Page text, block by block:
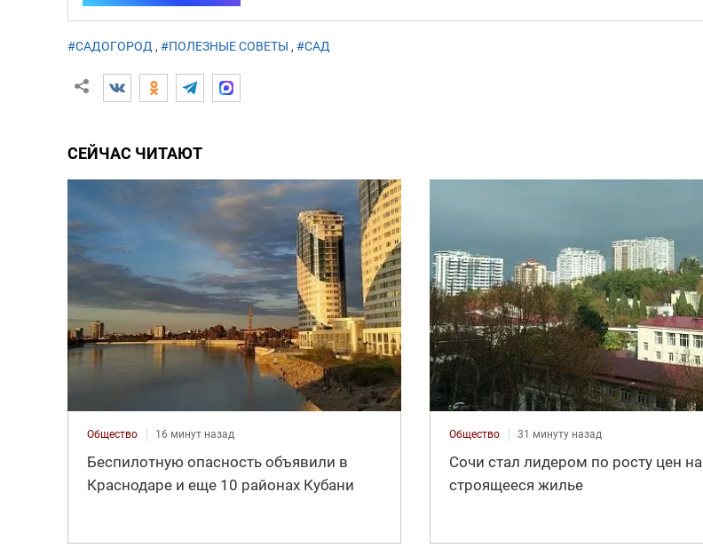
#САДОГОРОД , #ПОЛЕЗНЫЕ СОВЕТЫ , #САД
СЕЙЧАС ЧИТАЮТ
Общество 16 минут назад
Беспилотную опасность объявили в
Краснодаре и еще 10 районах Кубани
Общество 31 минуту назад
Сочи стал лидером по росту цен на
строящееся жилье